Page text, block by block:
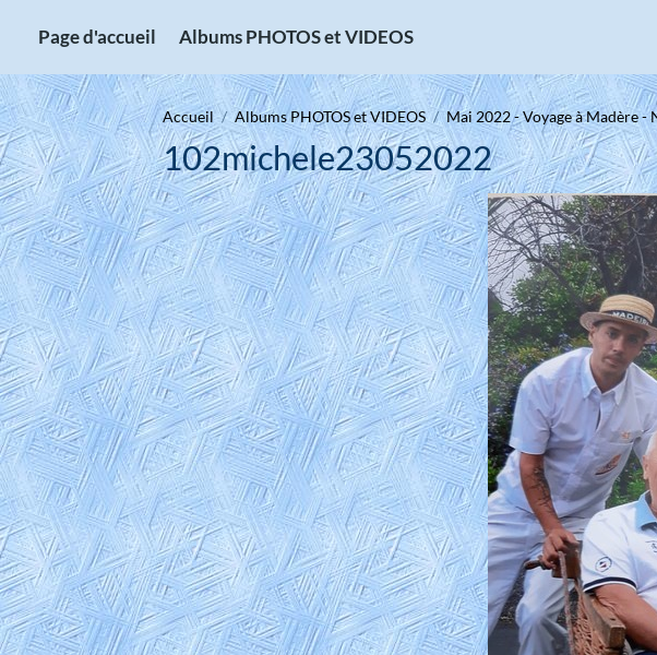
Page d'accueil Albums PHOTOS et VIDEOS
Accueil Albums PHOTOS et VIDEOS Mai 2022 - Voyage à Madère -
102michele23052022